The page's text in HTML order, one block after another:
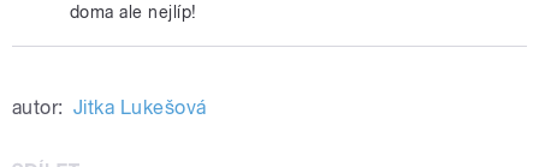
doma ale nejlíp!
autor: Jitka Lukešová